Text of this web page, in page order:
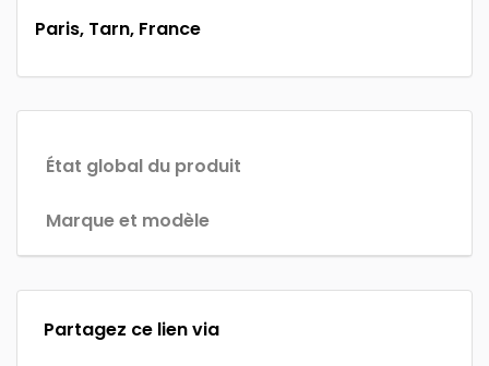
Paris, Tarn, France
État global du produit
Marque et modèle
Partagez ce lien via